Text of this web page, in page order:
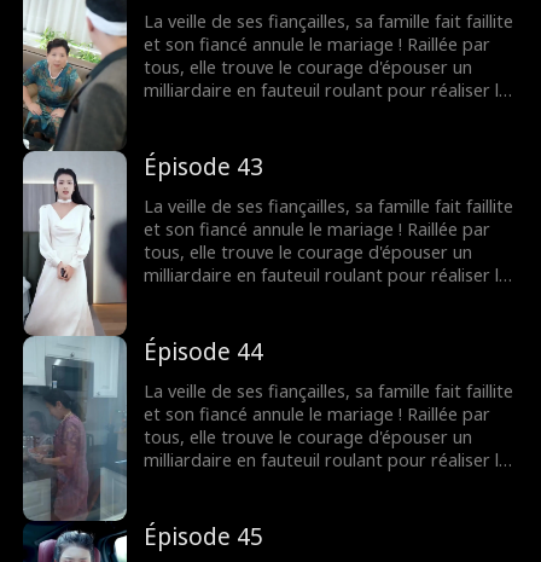
La veille de ses fiançailles, sa famille fait faillite
et son fiancé annule le mariage ! Raillée par
tous, elle trouve le courage d'épouser un
milliardaire en fauteuil roulant pour réaliser le
n'était pas du tout handicapé !
Épisode 43
La veille de ses fiançailles, sa famille fait faillite
et son fiancé annule le mariage ! Raillée par
tous, elle trouve le courage d'épouser un
milliardaire en fauteuil roulant pour réaliser le
n'était pas du tout handicapé !
Épisode 44
La veille de ses fiançailles, sa famille fait faillite
et son fiancé annule le mariage ! Raillée par
tous, elle trouve le courage d'épouser un
milliardaire en fauteuil roulant pour réaliser le
n'était pas du tout handicapé !
Épisode 45